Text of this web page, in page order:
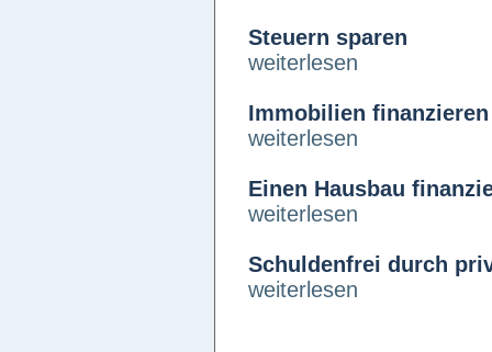
Steuern sparen
weiterlesen
Immobilien
weiterlesen
Einen Hausbau
weiterlesen
Schuldenfrei durch
weiterlesen